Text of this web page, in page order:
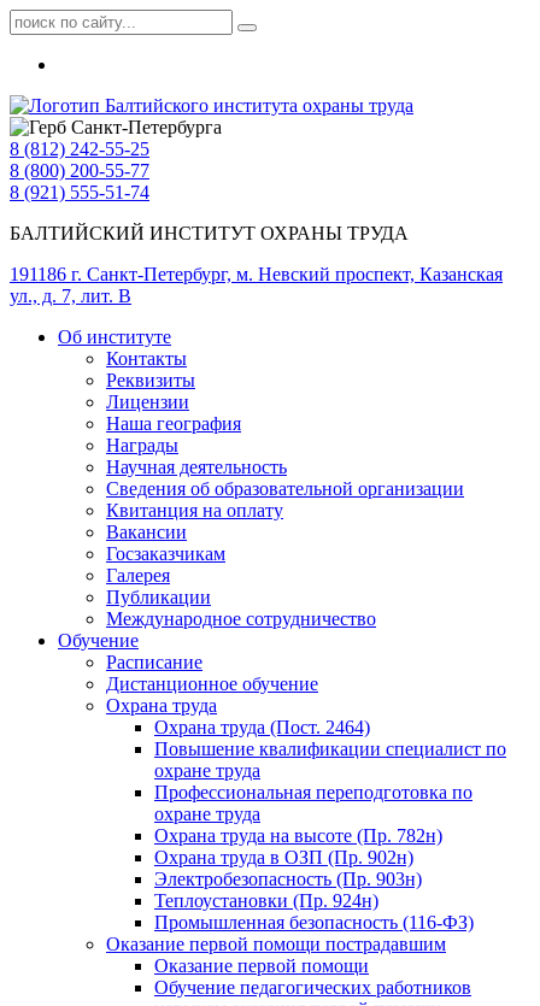
8 (812) 242-55-25
8 (800) 200-55-77
8 (921) 555-51-74
БАЛТИЙСКИЙ ИНСТИТУТ ОХРАНЫ ТРУДА
191186 г. Санкт-Петербург, м. Невский проспект, Казанская
ул., д. 7, лит. В
Об институте
Контакты
Реквизиты
Лицензии
Наша география
Награды
Научная деятельность
Сведения об образовательной организации
Квитанция на оплату
Вакансии
Госзаказчикам
Галерея
Публикации
Международное сотрудничество
Обучение
Расписание
Дистанционное обучение
Охрана труда
Охрана труда (Пост. 2464)
Повышение квалификации специалист по
охране труда
Профессиональная переподготовка по
охране труда
Охрана труда на высоте (Пр. 782н)
Охрана труда в ОЗП (Пр. 902н)
Электробезопасность (Пр. 903н)
Теплоустановки (Пр. 924н)
Промышленная безопасность (116-ФЗ)
Оказание первой помощи пострадавшим
Оказание первой помощи
Обучение педагогических работников